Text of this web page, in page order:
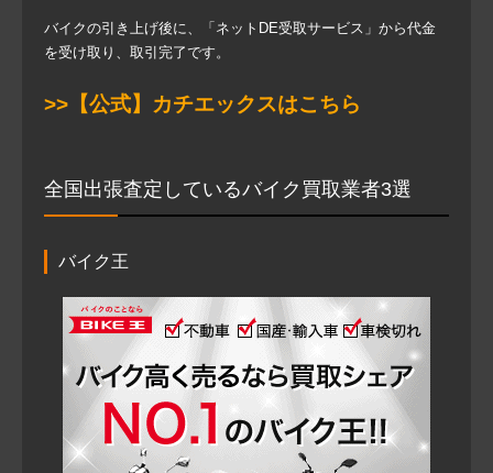
バイクの引き上げ後に、「ネットDE受取サービス」から代金
を受け取り、取引完了です。
>>【公式】カチエックスはこちら
全国出張査定しているバイク買取業者3選
バイク王